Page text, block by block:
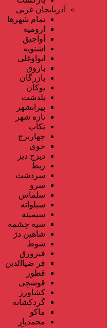
آذربایجان غربی
تمام شهر‌ها
ارومیه
آواجیق
اشنویه
ایواوغلی
باروق
بازرگان
بوکان
پلدشت
پیرانشهر
تازه شهر
تکاب
چهاربرج
خوی
دیزج دیز
ربط
سردشت
سرو
سلماس
سیلوانه
سیمینه
سیه چشمه
شاهین دژ
شوط
فیرورق
قر ضیاالدین
قطور
قوشچی
کشاورز
گردکشانه
ماکو
محمدیار